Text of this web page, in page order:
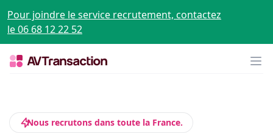
Pour joindre le service recrutement, contactez
le 06 68 12 22 52
Nous recrutons dans toute la France.